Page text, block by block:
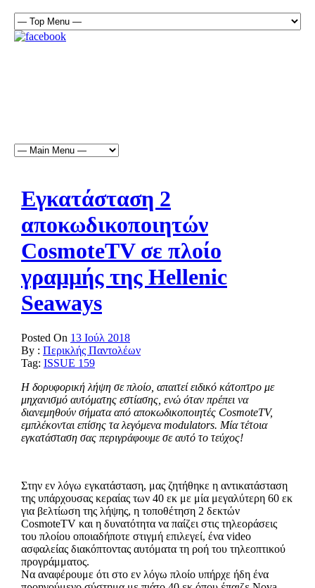
Εγκατάσταση 2
αποκωδικοποιητών
CosmoteTV σε πλοίο
γραμμής της Hellenic
Seaways
Posted On 13 Ιούλ 2018
By : Περικλής Παντολέων
Tag: ISSUE 159
Η δορυφορική λήψη σε πλοίο, απαιτεί ειδικό κάτοπτρο με
μηχανισμό αυτόματης εστίασης, ενώ όταν πρέπει να
διανεμηθούν σήματα από αποκωδικοποιητές CosmoteTV,
εμπλέκονται επίσης τα λεγόμεναmodulators. Μία τέτοια
εγκατάσταση σας περιγράφουμε σε αυτό το τεύχος!
Στην εν λόγω εγκατάσταση, μας ζητήθηκε η αντικατάσταση
της υπάρχουσας κεραίας των 40 εκ με μία μεγαλύτερη 60 εκ
για βελτίωση της λήψης, η τοποθέτηση 2 δεκτών
CosmoteTV και η δυνατότητα να παίζει στις τηλεοράσεις
του πλοίου οποιαδήποτε στιγμή επιλεγεί, ένα video
ασφαλείας διακόπτοντας αυτόματα τη ροή του τηλεοπτικού
προγράμματος.
Να αναφέρουμε ότι στο εν λόγω πλοίο υπήρχε ήδη ένα